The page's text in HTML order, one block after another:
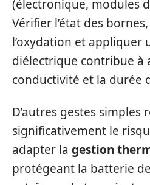
(électronique, modules
Vérifier l’état des
l’oxydation et appliquer
diélectrique contribue à
conductivité et la durée
D’autres gestes simples
significativement le
adapter la gestion
protégeant la batterie